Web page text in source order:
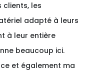
clients, les
adapté à leurs
à leur entière
beaucoup ici.
et également ma